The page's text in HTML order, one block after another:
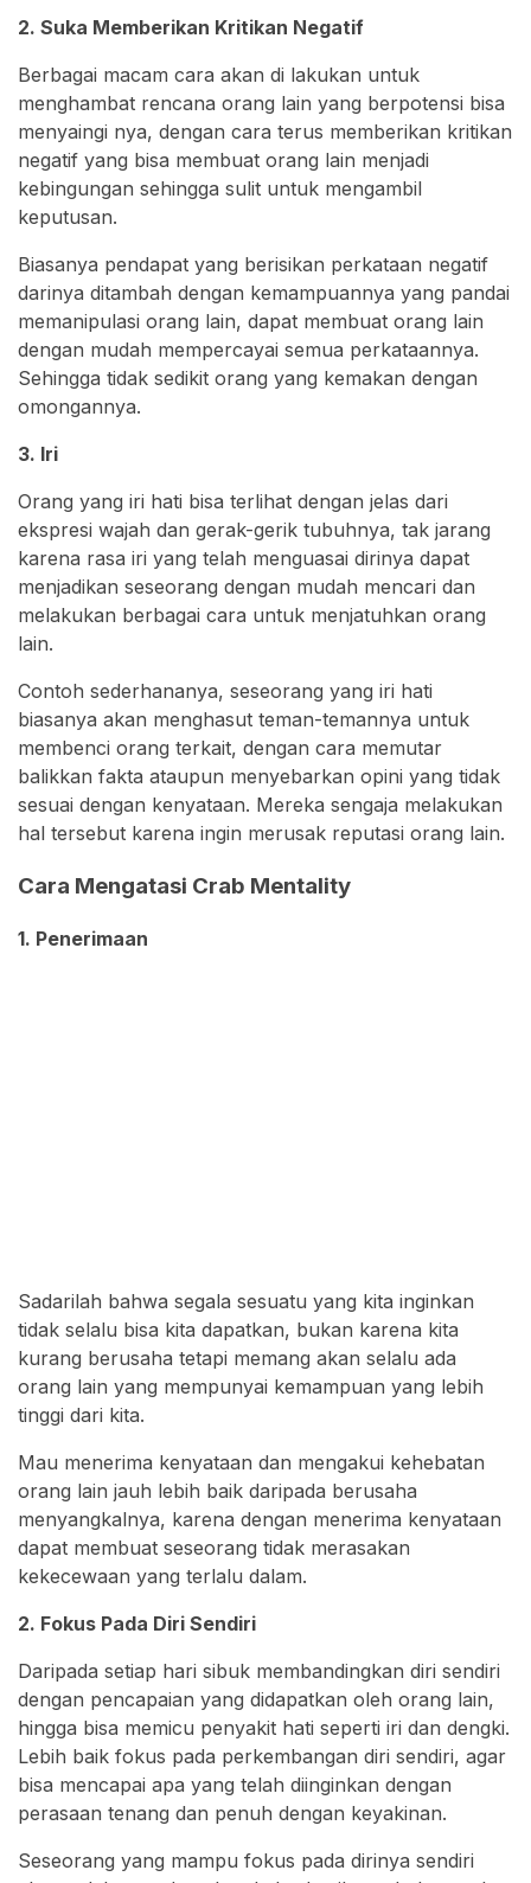
2. Suka Memberikan Kritikan Negatif
Berbagai macam cara akan di lakukan untuk
menghambat rencana orang lain yang berpotensi bisa
menyaingi nya, dengan cara terus memberikan kritikan
negatif yang bisa membuat orang lain menjadi
kebingungan sehingga sulit untuk mengambil
keputusan.
Biasanya pendapat yang berisikan perkataan negatif
darinya ditambah dengan kemampuannya yang pandai
memanipulasi orang lain, dapat membuat orang lain
dengan mudah mempercayai semua perkataannya.
Sehingga tidak sedikit orang yang kemakan dengan
omongannya.
3. Iri
Orang yang iri hati bisa terlihat dengan jelas dari
ekspresi wajah dan gerak-gerik tubuhnya, tak jarang
karena rasa iri yang telah menguasai dirinya dapat
menjadikan seseorang dengan mudah mencari dan
melakukan berbagai cara untuk menjatuhkan orang
lain.
Contoh sederhananya, seseorang yang iri hati
biasanya akan menghasut teman-temannya untuk
membenci orang terkait, dengan cara memutar
balikkan fakta ataupun menyebarkan opini yang tidak
sesuai dengan kenyataan. Mereka sengaja melakukan
hal tersebut karena ingin merusak reputasi orang lain.
Cara Mengatasi Crab Mentality
1. Penerimaan
Sadarilah bahwa segala sesuatu yang kita inginkan
tidak selalu bisa kita dapatkan, bukan karena kita
kurang berusaha tetapi memang akan selalu ada
orang lain yang mempunyai kemampuan yang lebih
tinggi dari kita.
Mau menerima kenyataan dan mengakui kehebatan
orang lain jauh lebih baik daripada berusaha
menyangkalnya, karena dengan menerima kenyataan
dapat membuat seseorang tidak merasakan
kekecewaan yang terlalu dalam.
2. Fokus Pada Diri Sendiri
Daripada setiap hari sibuk membandingkan diri sendiri
dengan pencapaian yang didapatkan oleh orang lain,
hingga bisa memicu penyakit hati seperti iri dan dengki.
Lebih baik fokus pada perkembangan diri sendiri, agar
bisa mencapai apa yang telah diinginkan dengan
perasaan tenang dan penuh dengan keyakinan.
Seseorang yang mampu fokus pada dirinya sendiri